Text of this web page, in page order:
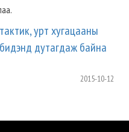
урт хугацааны
дутагдаж байна
2015-10-12